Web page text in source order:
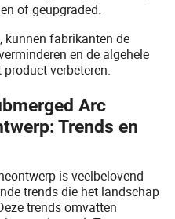
of geüpgraded.
kunnen fabrikanten de
en de algehele
verbeteren.
Arc
Trends en
is veelbelovend
trends die het landschap
trends omvatten